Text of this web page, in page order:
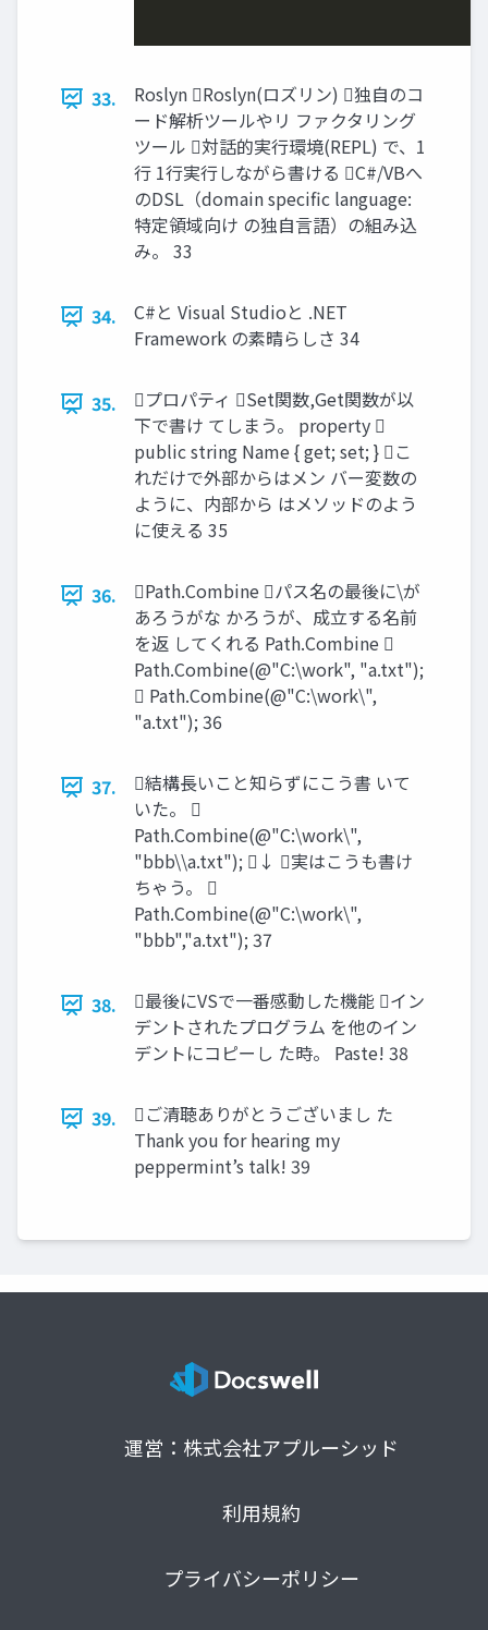
33.
Roslyn Roslyn(ロズリン) 独自のコ
ード解析ツールやリ ファクタリング
ツール 対話的実行環境(REPL) で、1
行 1行実行しながら書ける C#/VBへ
のDSL（domain specific language:
特定領域向け の独自言語）の組み込
み。 33
34.
C#と Visual Studioと .NET
Framework の素晴らしさ 34
35.
プロパティ Set関数,Get関数が以
下で書け てしまう。 property 
public string Name { get; set; } こ
れだけで外部からはメン バー変数の
ように、内部から はメソッドのよう
に使える 35
36.
Path.Combine パス名の最後に\が
あろうがな かろうが、成立する名前
を返 してくれる Path.Combine 
Path.Combine(@"C:\work", "a.txt");
 Path.Combine(@"C:\work\",
"a.txt"); 36
37.
結構長いこと知らずにこう書 いて
いた。 
Path.Combine(@"C:\work\",
"bbb\\a.txt"); ↓ 実はこうも書け
ちゃう。 
Path.Combine(@"C:\work\",
"bbb","a.txt"); 37
38.
最後にVSで一番感動した機能 イン
デントされたプログラム を他のイン
デントにコピーし た時。 Paste! 38
39.
ご清聴ありがとうございまし た
Thank you for hearing my
peppermint’s talk! 39
運営：株式会社アプルーシッド
利用規約
プライバシーポリシー